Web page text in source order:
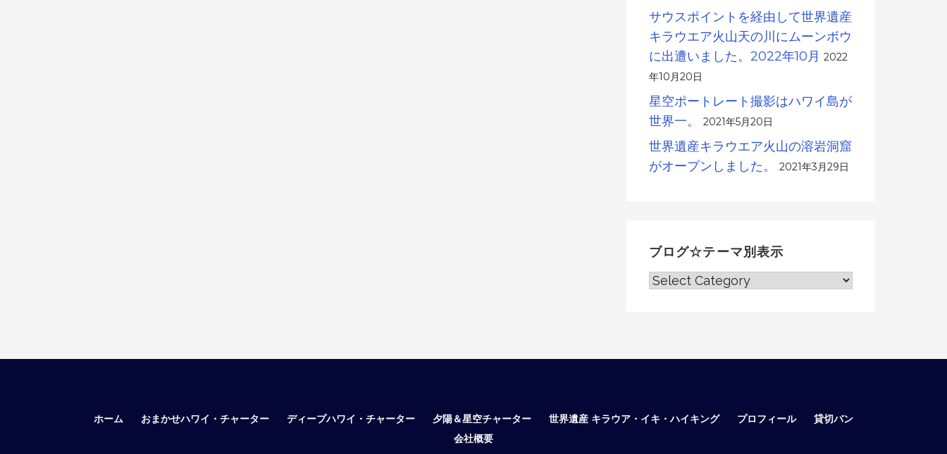
サウスポイントを経由して世界遺産
キラウエア火山天の川にムーンボウ
に出遭いました。2022年10月 2022
年10月20日
星空ポートレート撮影はハワイ島が
世界一。
2021年5月20日
世界遺産キラウエア火山の溶岩洞窟
がオープンしました。
2021年3月29日
ブログ☆テーマ別表示
ブ
ー
表
ホーム おまかせハワイ・チャーター ディープハワイ・チャーター 夕陽＆星空チャーター 世界遺産 キラウア・イキ・ハイキング プロフィール
貸切バン
会社概要